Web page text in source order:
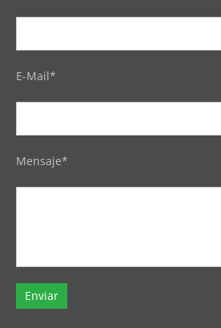
E-Mail*
Mensaje*